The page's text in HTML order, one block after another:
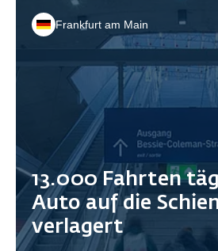
Frankfurt am Main
13.000 Fahrten
Auto auf die
verlagert